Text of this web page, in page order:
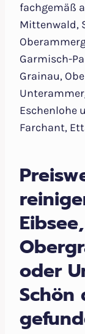
fachgemäß
Mittenwald,
Garmisch-
Grainau,
Eschenlohe
Farchant,
oder
Schön